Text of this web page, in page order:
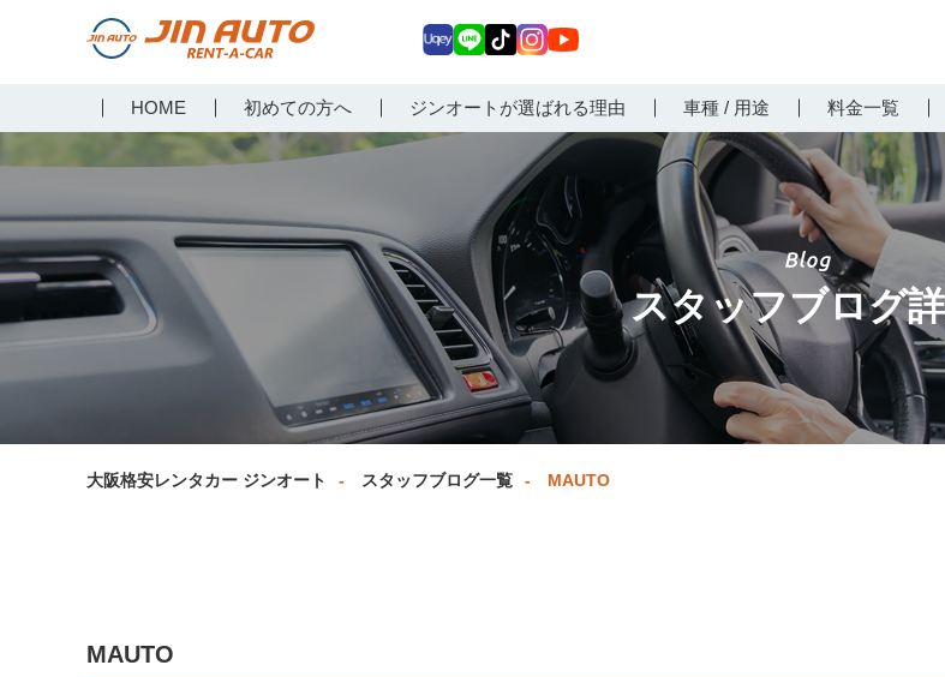
らジンオートレンタカー
HOME 初めての方へ ジンオートが選ばれる理由 車種 / 用途 料金一覧
ey E
Tokagr
am
uT
ub
スタッフブログ
大阪格安レンタカー ジンオート スタッフブログ一覧 MAUTO
MAUTO